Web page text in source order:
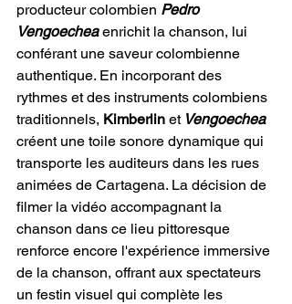
producteur colombien Pedro
Vengoechea enrichit la chanson, lui
conférant une saveur colombienne
authentique. En incorporant des
rythmes et des instruments colombiens
traditionnels, Kimberlin et Vengoechea
créent une toile sonore dynamique qui
transporte les auditeurs dans les rues
animées de Cartagena. La décision de
filmer la vidéo accompagnant la
chanson dans ce lieu pittoresque
renforce encore l'expérience immersive
de la chanson, offrant aux spectateurs
un festin visuel qui complète les